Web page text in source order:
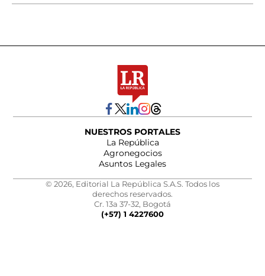
NUESTROS PORTALES
La República
Agronegocios
Asuntos Legales
© 2026, Editorial La República S.A.S. Todos los
derechos reservados.
Cr. 13a 37-32, Bogotá
(+57) 1 4227600